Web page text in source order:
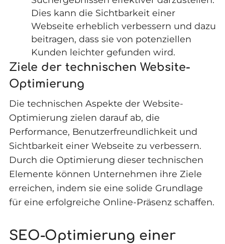
Dies kann die Sichtbarkeit einer
Webseite erheblich verbessern und dazu
beitragen, dass sie von potenziellen
Kunden leichter gefunden wird.
Ziele der technischen Website-
Optimierung
Die technischen Aspekte der Website-
Optimierung zielen darauf ab, die
Performance, Benutzerfreundlichkeit und
Sichtbarkeit einer Webseite zu verbessern.
Durch die Optimierung dieser technischen
Elemente können Unternehmen ihre Ziele
erreichen, indem sie eine solide Grundlage
für eine erfolgreiche Online-Präsenz schaffen.
SEO-Optimierung einer